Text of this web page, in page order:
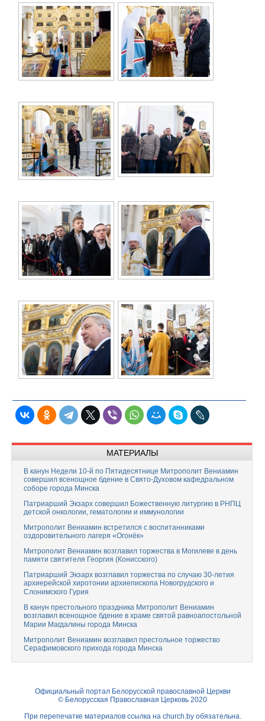
МАТЕРИАЛЫ
В канун Недели 10-й по Пятидесятнице Митрополит Вениамин
совершил всенощное бдение в Свято-Духовом кафедральном
соборе города Минска
Патриарший Экзарх совершил Божественную литургию в РНПЦ
детской онкологии, гематологии и иммунологии
Митрополит Вениамин встретился с воспитанниками
оздоровительного лагеря «Огонёк»
Митрополит Вениамин возглавил торжества в Могилеве в день
памяти святителя Георгия (Конисского)
Патриарший Экзарх возглавил торжества по случаю 30-летия
архиерейской хиротонии архиепископа Новогрудского и
Слонимского Гурия
В канун престольного праздника Митрополит Вениамин
возглавил всенощное бдение в храме святой равноапостольной
Марии Магдалины города Минска
Митрополит Вениамин возглавил престольное торжество
Серафимовского прихода города Минска
Официальный портал Белорусской православной Церкви
© Белорусская Православная Церковь 2020
При перепечатке материалов ссылка на church.byобязательна.